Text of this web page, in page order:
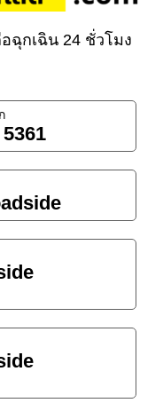
ฉุกเฉิน 24 ชั่วโมง